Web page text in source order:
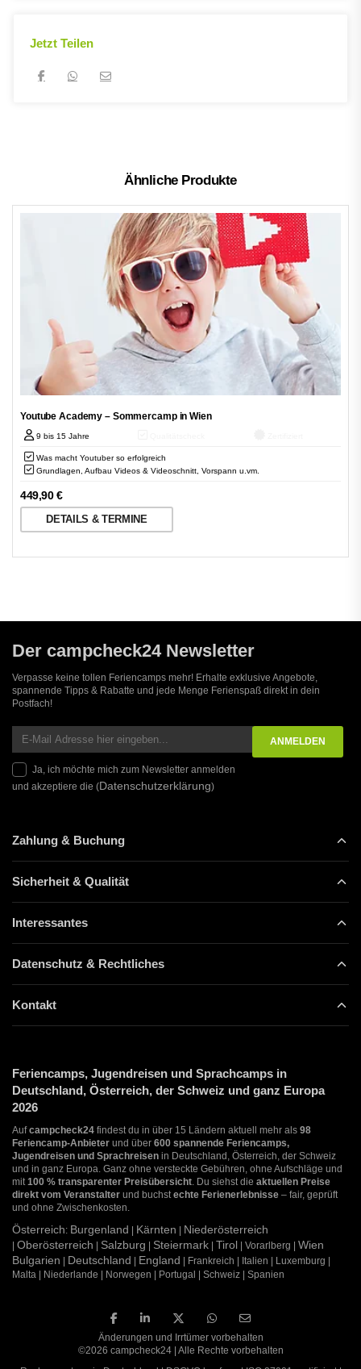
Jetzt Teilen
Ähnliche Produkte
Youtube Academy – Sommercamp in Wien
9 bis 15 Jahre
Was macht Youtuber so erfolgreich
Grundlagen, Aufbau Videos & Videoschnitt, Vorspann u.vm.
449,90€
DETAILS & TERMINE
Der campcheck24 Newsletter
Verpasse keine tollen Feriencamps mehr! Erhalte exklusive Angebote,
spannende Tipps & Rabatte und jede Menge Ferienspaß direkt in dein
Postfach!
Ja, ich möchte mich zum Newsletter anmelden
und akzeptiere die (Datenschutzerklärung)
Zahlung & Buchung
Sicherheit & Qualität
Interessantes
Datenschutz & Rechtliches
Kontakt
Feriencamps, Jugendreisen und Sprachcamps in
Deutschland, Österreich, der Schweiz und ganz Europa
2026
Aufcampcheck24 findest du in über 15 Ländern aktuell mehr als 98
Feriencamp-Anbieter und über 600 spannende Feriencamps,
Jugendreisen und Sprachreisen in Deutschland, Österreich, der Schweiz
und in ganz Europa. Ganz ohne versteckte Gebühren, ohne Aufschläge und
mit100 % transparenter Preisübersicht. Du siehst die aktuellen Preise
direkt vom Veranstalter und buchstechte Ferienerlebnisse – fair, geprüft
und ohne Zwischenkosten.
Österreich: Burgenland | Kärnten | Niederösterreich
| Oberösterreich | Salzburg | Steiermark | Tirol | Vorarlberg | Wien
Bulgarien | Deutschland | England | Frankreich | Italien | Luxemburg |
Malta | Niederlande | Norwegen | Portugal | Schweiz | Spanien
Änderungen und Irrtümer vorbehalten
©2026 campcheck24 | Alle Rechte vorbehalten